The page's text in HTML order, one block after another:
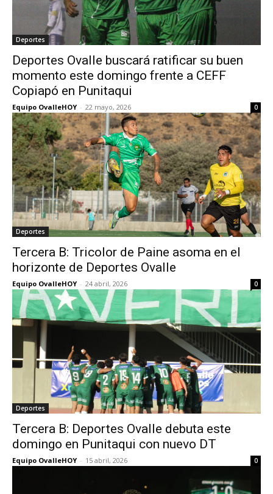
Deportes
Deportes Ovalle buscará ratificar su buen
momento este domingo frente a CEFF
Copiapó en Punitaqui
Equipo OvalleHOY - 22 mayo, 2026 0
Deportes
Tercera B: Tricolor de Paine asoma en el
horizonte de Deportes Ovalle
Equipo OvalleHOY - 24 abril, 2026 0
Deportes
Tercera B: Deportes Ovalle debuta este
domingo en Punitaqui con nuevo DT
Equipo OvalleHOY - 15 abril, 2026 0